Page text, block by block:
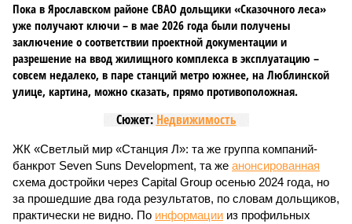
Пока в Ярославском районе СВАО дольщики «Сказочного леса»
уже получают ключи – в мае 2026 года были получены
заключение о соответствии проектной документации и
разрешение на ввод жилищного комплекса в эксплуатацию –
совсем недалеко, в паре станций метро южнее, на Люблинской
улице, картина, можно сказать, прямо противоположная.
Сюжет: Недвижимость
ЖК «Светлый мир «Станция Л»: та же группа компаний-
банкрот Seven Suns Development, та же анонсированная
схема достройки через Capital Group осенью 2024 года, но
за прошедшие два года результатов, по словам дольщиков,
практически не видно. По информации из профильных